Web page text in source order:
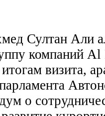
Султан Али
компаний
визита,
о